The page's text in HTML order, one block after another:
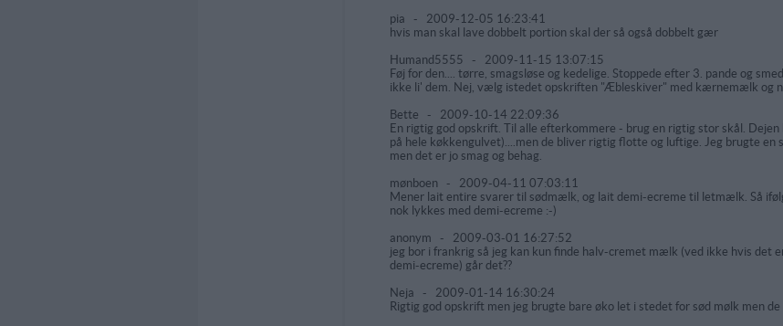
pia
- 2009-12-05 16:23:41
hvis man skal lave dobbelt portion skal der så også dobbelt gær
Humand5555
- 2009-11-15 13:07:15
Føj for den.... tørre, smagsløse og kedelige. Stoppede efter 3. pande og
ikke li' dem. Nej, vælg istedet opskriften "Æbleskiver" med kærnemælk og
Bette
- 2009-10-14 22:09:36
En rigtig god opskrift. Til alle efterkommere - brug en rigtig stor skål.
på hele køkkengulvet)....men de bliver rigtig flotte og luftige. Jeg brugte en
men det er jo smag og behag.
mønboen
- 2009-04-11 07:03:11
Mener lait entire svarer til sødmælk, og lait demi-ecreme til letmælk. Så
nok lykkes med demi-ecreme :-)
anonym
- 2009-03-01 16:27:52
jeg bor i frankrig så jeg kan kun finde halv-cremet mælk (ved ikke hvis det
demi-ecreme) går det??
Neja
- 2009-01-14 16:30:24
Rigtig god opskrift men jeg brugte bare øko let i stedet for sød mølk men